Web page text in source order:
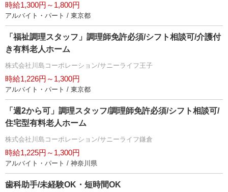
時給1,300円～1,800円
アルバイト・パート / 東京都
「福祉調理スタッフ」調理師免許必須/シフト相談可/介護付
き有料老人ホーム
株式会社川島コーポレーション/サニーライフ王子
時給1,226円～1,300円
アルバイト・パート / 東京都
「週2から可」調理スタッフ/調理師免許必須/シフト相談可/
住宅型有料老人ホーム
株式会社川島コーポレーション/サニーライフ鎌倉
時給1,225円～1,300円
アルバイト・パート / 神奈川県
歯科助手/未経験OK・短時間OK